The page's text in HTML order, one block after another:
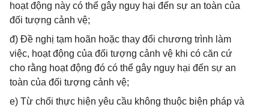
hoạt động này có thể gây nguy hại đến sự an toàn của
đối tượng cảnh vệ;
đ) Đề nghị tạm hoãn hoặc thay đổi chương trình làm
việc, hoạt động của đối tượng cảnh vệ khi có căn cứ
cho rằng hoạt động đó có thể gây nguy hại đến sự an
toàn của đối tượng cảnh vệ;
e) Từ chối thực hiện yêu cầu không thuộc biện pháp và